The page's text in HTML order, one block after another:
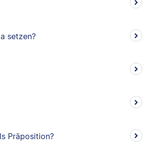
setzen?
Präposition?